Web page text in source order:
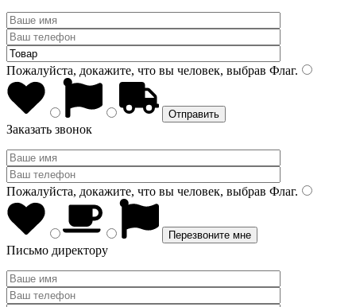
Пожалуйста, докажите, что вы человек, выбрав Флаг.
Заказать звонок
Пожалуйста, докажите, что вы человек, выбрав Флаг.
Письмо директору